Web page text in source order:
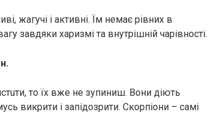
жaгучі і активні. Їм немає рівних в
завдяки харизмі та внутрішній чарівності.
то їх вже не зупиниш. Вони діють
викрити і запідозрити. Скорпіони – самі